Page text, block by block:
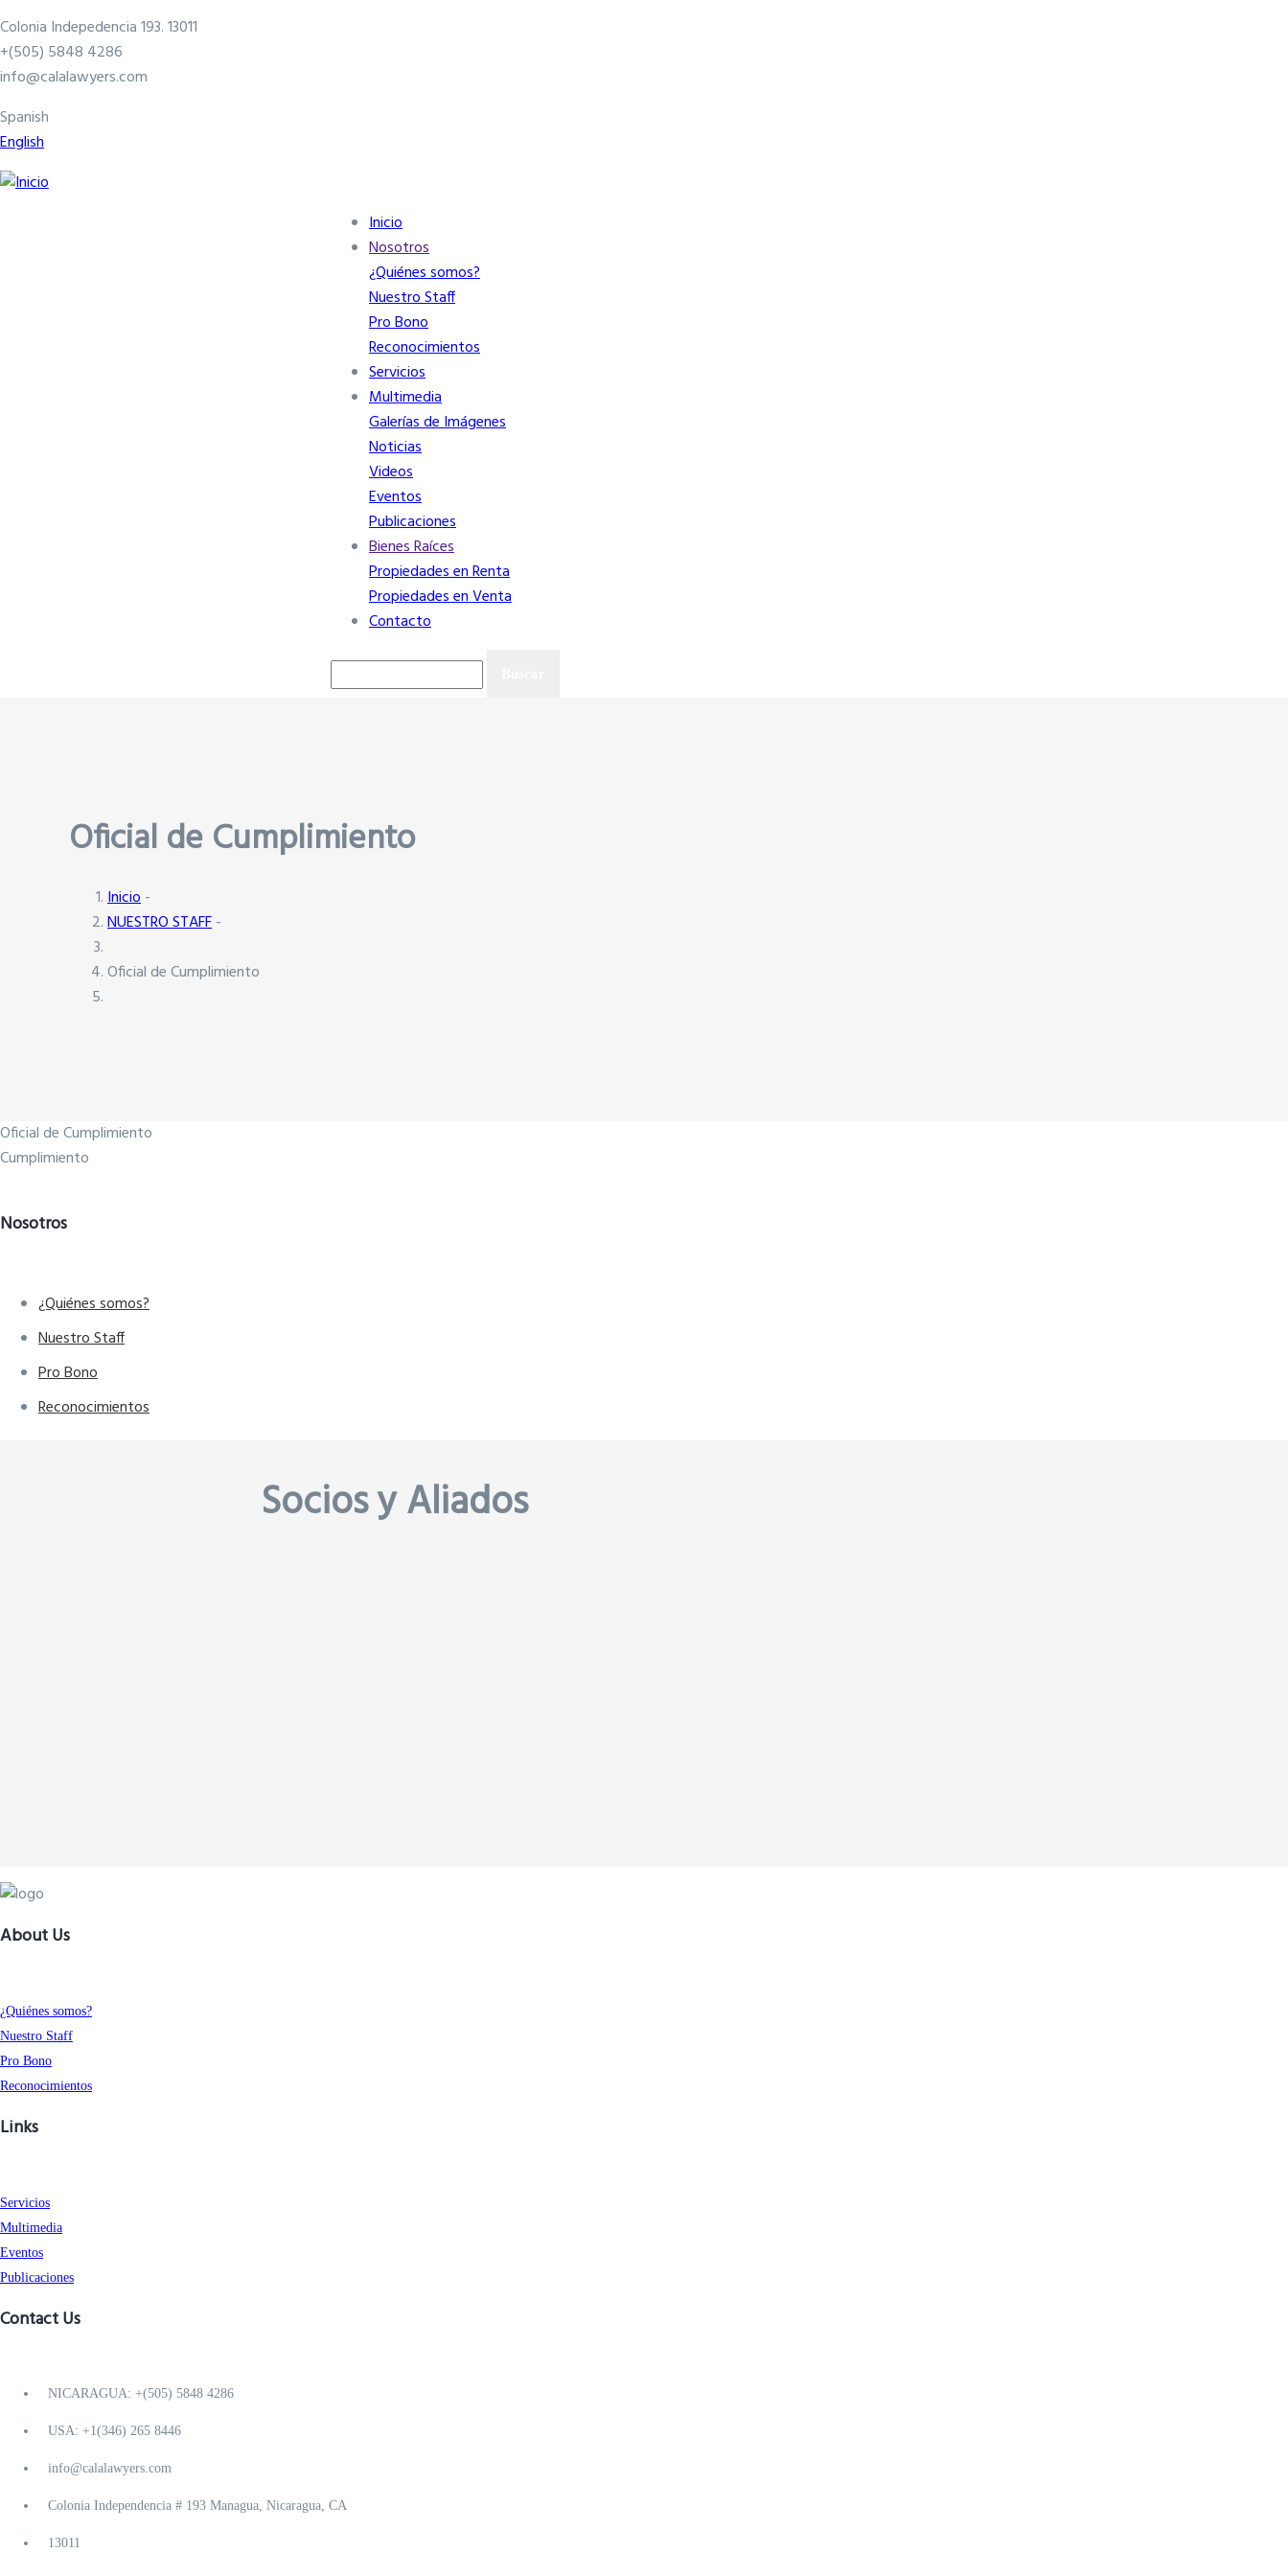
Pasar
al
contenido
Colonia Indepedencia 193. 13011
+(505) 5848 4286
info@calalawyers.com
Spanish
English
Navegación
principal
Inicio
Nosotros
¿Quiénes somos?
Nuestro Staff
Pro Bono
Reconocimientos
Servicios
Multimedia
Galerías de Imágenes
Noticias
Videos
Eventos
Publicaciones
Bienes Raíces
Propiedades en Renta
Propiedades en Venta
Contacto
Oficial de Cumplimiento
Inicio-
NUESTRO STAFF-
Oficial de Cumplimiento
Oficial de Cumplimiento
Cumplimiento
Nosotros
¿Quiénes somos?
Nuestro Staff
Pro Bono
Reconocimientos
Socios y Aliados
About Us
¿Quiénes somos?
Nuestro Staff
Pro Bono
Reconocimientos
Links
Servicios
Multimedia
Eventos
Publicaciones
Contact Us
NICARAGUA: +(505) 5848 4286
USA: +1(346) 265 8446
info@calalawyers.com
Colonia Independencia # 193 Managua, Nicaragua, CA
13011